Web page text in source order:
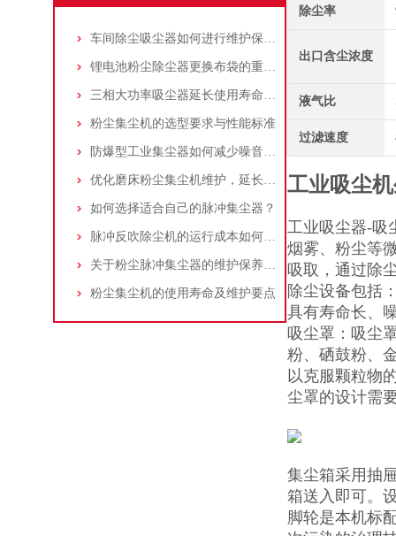
车间除尘吸尘器如何进行维护保养？
锂电池粉尘除尘器更换布袋的重要性与方法
三相大功率吸尘器延长使用寿命的建议
粉尘集尘机的选型要求与性能标准
防爆型工业集尘器如何减少噪音?三个方法轻松解决
优化磨床粉尘集尘机维护，延长设备寿命
如何选择适合自己的脉冲集尘器？
脉冲反吹除尘机的运行成本如何控制和优化？
关于粉尘脉冲集尘器的维护保养问题
粉尘集尘机的使用寿命及维护要点
除尘率
出口含尘浓度
液气比
过滤速度
工业吸尘
工业吸尘器-吸
烟雾、粉尘等
吸取，通过除
除尘设备包括
具有寿命长、
吸尘罩：吸尘
粉、硒鼓粉、
以克服颗粒物
尘罩的设计需
集尘箱采用抽
箱送入即可。
脚轮是本机标